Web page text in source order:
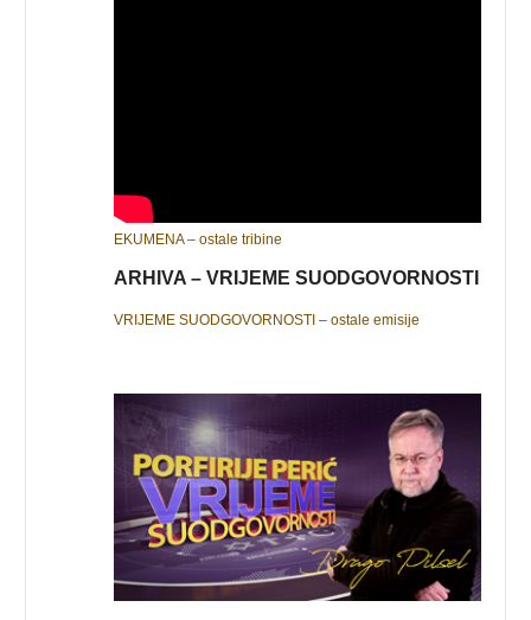
EKUMENA – ostale tribine
ARHIVA – VRIJEME SUODGOVORNOSTI
VRIJEME SUODGOVORNOSTI – ostale emisije